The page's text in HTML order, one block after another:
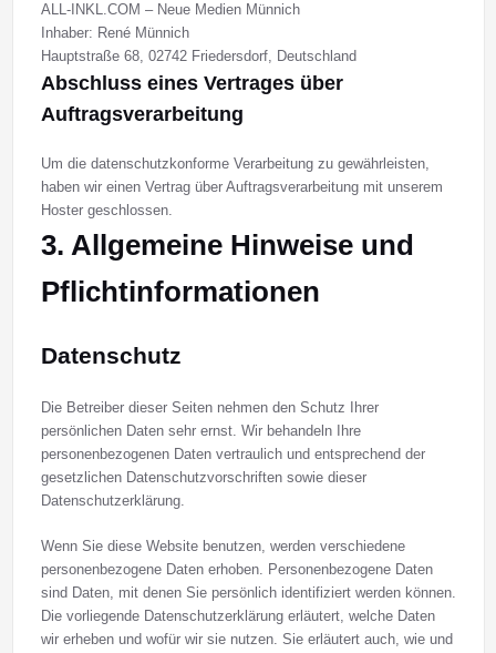
ALL-INKL.COM – Neue Medien Münnich
Inhaber: René Münnich
Hauptstraße 68, 02742 Friedersdorf, Deutschland
Abschluss eines Vertrages über
Auftragsverarbeitung
Um die datenschutzkonforme Verarbeitung zu gewährleisten,
haben wir einen Vertrag über Auftragsverarbeitung mit unserem
Hoster geschlossen.
3. Allgemeine Hinweise und
Pflicht­informationen
Datenschutz
Die Betreiber dieser Seiten nehmen den Schutz Ihrer
persönlichen Daten sehr ernst. Wir behandeln Ihre
personenbezogenen Daten vertraulich und entsprechend der
gesetzlichen Datenschutzvorschriften sowie dieser
Datenschutzerklärung.
Wenn Sie diese Website benutzen, werden verschiedene
personenbezogene Daten erhoben. Personenbezogene Daten
sind Daten, mit denen Sie persönlich identifiziert werden können.
Die vorliegende Datenschutzerklärung erläutert, welche Daten
wir erheben und wofür wir sie nutzen. Sie erläutert auch, wie und